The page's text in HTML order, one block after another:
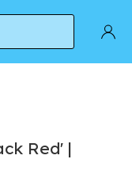
Front Court C 'Black
Red' |